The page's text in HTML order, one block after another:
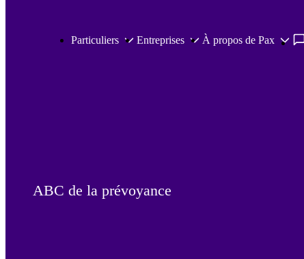
Particuliers Entreprises À propos de Pax
ABC de la prévoyance